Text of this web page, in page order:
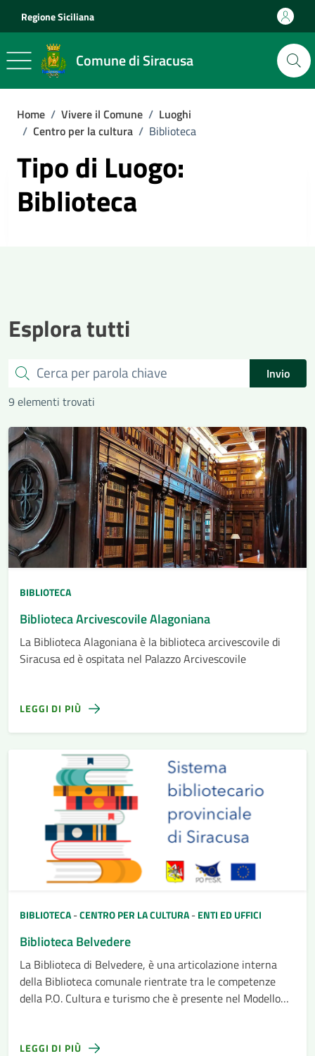
Regione Siciliana
Comune di Siracusa
Home / Vivere il Comune / Luoghi
/ Centro per la cultura / Biblioteca
Tipo di Luogo:
Biblioteca
Esplora tutti
Cerca
Invio
9 elementi trovati
BIBLIOTECA
Biblioteca Arcivescovile Alagoniana
La Biblioteca Alagoniana è la biblioteca arcivescovile di
Siracusa ed è ospitata nel Palazzo Arcivescovile
LEGGI DI PIÙ
BIBLIOTECA-CENTRO PER LA CULTURA-ENTI ED UFFICI
Biblioteca Belvedere
La Biblioteca di Belvedere, è una articolazione interna
della Biblioteca comunale rientrate tra le competenze
della P.O. Cultura e turismo che è presente nel Modello
LEGGI DI PIÙ